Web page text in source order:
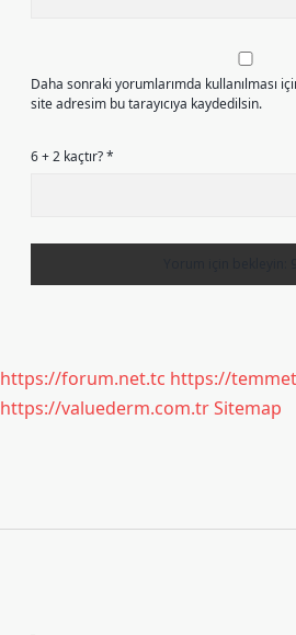
Daha sonraki yorumlarımda kullanılması
site adresim bu tarayıcıya kaydedilsin.
6 + 2 kaçtır?*
https://forum.net.tc https://
https://valuederm.com.trSitemap